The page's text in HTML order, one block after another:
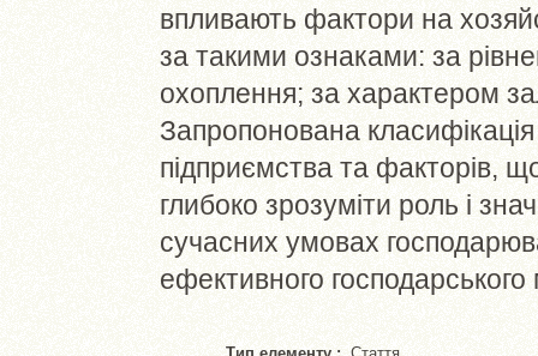
впливають фактори на
за такими ознаками: за
охоплення; за характером
Запропонована
підприємства та факторів,
глибоко зрозуміти роль і
сучасних умовах
ефективного господарського